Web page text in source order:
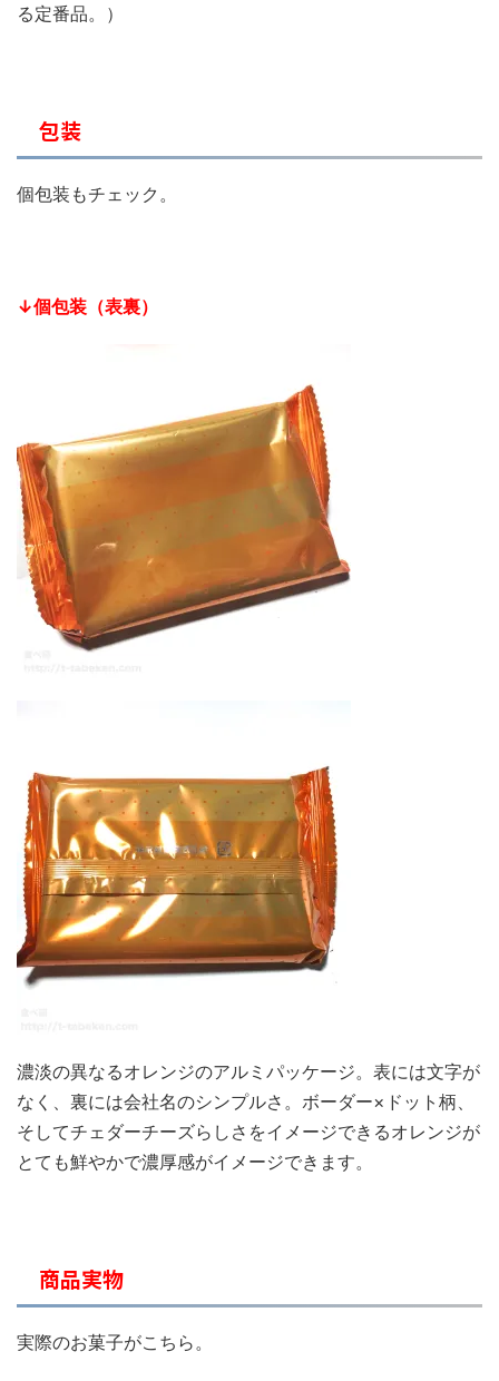
る定番品。）
包装
個包装もチェック。
↓個包装（表裏）
濃淡の異なるオレンジのアルミパッケージ。表には文字が
なく、裏には会社名のシンプルさ。ボーダー×ドット柄、
そしてチェダーチーズらしさをイメージできるオレンジが
とても鮮やかで濃厚感がイメージできます。
商品実物
実際のお菓子がこちら。